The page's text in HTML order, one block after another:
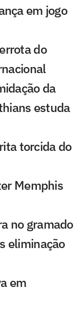
em jogo
do
da
estuda
torcida do
Memphis
no gramado
eliminação
em